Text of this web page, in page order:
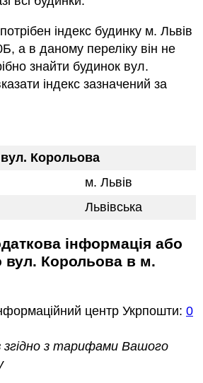
індекс будинку м. Львів
а в даному переліку він не
знайти будинок вул.
індекс зазначений за
Корольова
м. Львів
Львівська
вул. Корольова в м.
центр Укрпошти: 0
згідно з тарифами Вашого